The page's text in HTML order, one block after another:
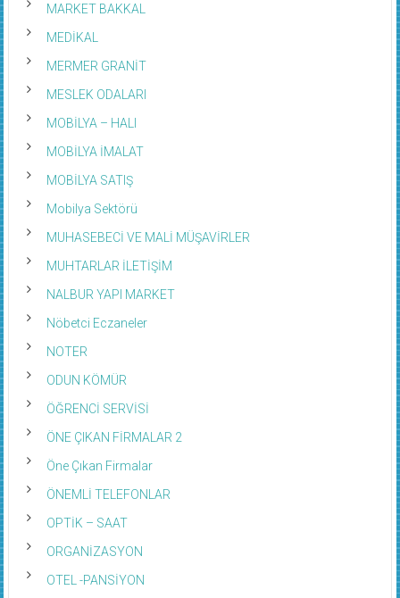
MARKET BAKKAL
MEDİKAL
MERMER GRANİT
MESLEK ODALARI
MOBİLYA – HALI
MOBİLYA İMALAT
MOBİLYA SATIŞ
Mobilya Sektörü
MUHASEBECİ VE MALİ MÜŞAVİRLER
MUHTARLAR İLETİŞİM
NALBUR YAPI MARKET
Nöbetci Eczaneler
NOTER
ODUN KÖMÜR
ÖĞRENCİ SERVİSİ
ÖNE ÇIKAN FİRMALAR 2
Öne Çıkan Firmalar
ÖNEMLİ TELEFONLAR
OPTİK – SAAT
ORGANİZASYON
OTEL -PANSİYON